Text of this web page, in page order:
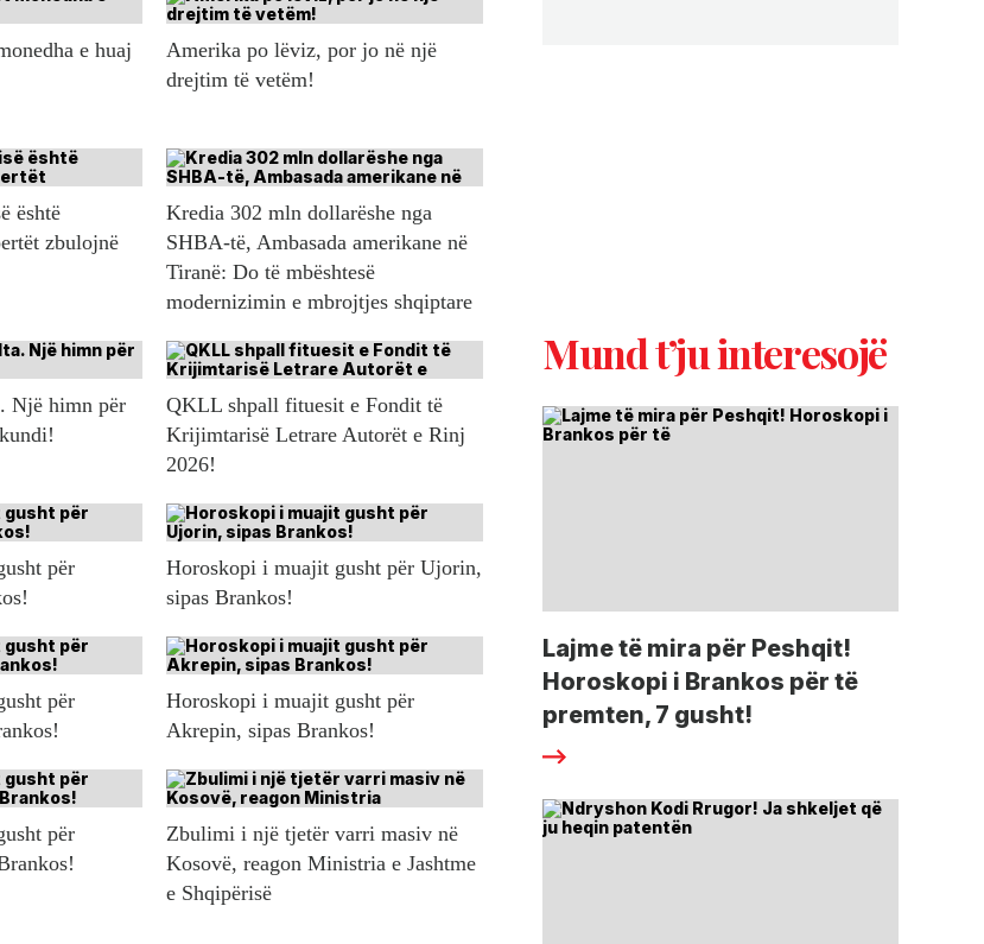
e huaj
Amerika po lëviz, por jo në një
drejtim të vetëm!
është
zbulojnë
Kredia 302 mln dollarëshe nga
SHBA-të, Ambasada amerikane në
Tiranë: Do të mbështesë
modernizimin e mbrojtjes shqiptare
Një himn për
QKLL shpall fituesit e Fondit të
Krijimtarisë Letrare Autorët e Rinj
2026!
për
Horoskopi i muajit gusht për Ujorin,
sipas Brankos!
për
Horoskopi i muajit gusht për
Akrepin, sipas Brankos!
për
Zbulimi i një tjetër varri masiv në
Kosovë, reagon Ministria e Jashtme
e Shqipërisë
Mund t’ju interesojë
Lajme të mira për Peshqit!
Horoskopi i Brankos për të
premten, 7 gusht!